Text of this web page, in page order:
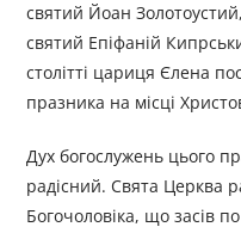
святий Йоан
святий Епіфаній
столітті цариця Єлена
празника на місці
Дух богослужень цього
радісний. Свята Церква
Богочоловіка, що засів